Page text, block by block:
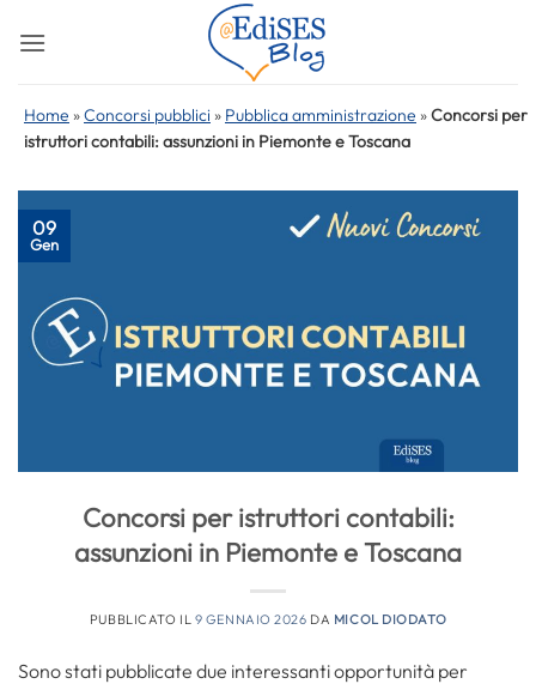
Home »Concorsi pubblici » Pubblica amministrazione »Concorsi per
istruttori contabili: assunzioni in Piemonte e Toscana
09
Gen
Concorsi per istruttori contabili:
assunzioni in Piemonte e Toscana
PUBBLICATO IL 9 GENNAIO 2026 DA MICOL DIODATO
Sono stati pubblicate due interessanti opportunità per